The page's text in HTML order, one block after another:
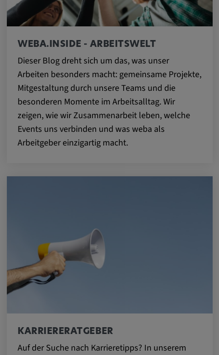
WEBA.INSIDE - ARBEITSWELT
Dieser Blog dreht sich um das, was unser
Arbeiten besonders macht: gemeinsame Projekte,
Mitgestaltung durch unsere Teams und die
besonderen Momente im Arbeitsalltag. Wir
zeigen, wie wir Zusammenarbeit leben, welche
Events uns verbinden und was weba als
Arbeitgeber einzigartig macht.
KARRIERERATGEBER
Auf der Suche nach Karrieretipps? In unserem
zuzuordnen.
Cookie Laufzeit:
Vimeo
Matterport
Name:
_mkto_trk, singular_device_id, _vis_opt_s,
_gcl_au, FPAU, _rdt_uuid, _zitok,
_uetvid, ajs_anonymous_id, _vwo_uuid,
matterport.com
Zweck:
Diese Cookies werden von einem
eingebetteten Drittanbieter-Tool gesetzt und
und/oder der Bereitstellung personalisierter
Werbung.